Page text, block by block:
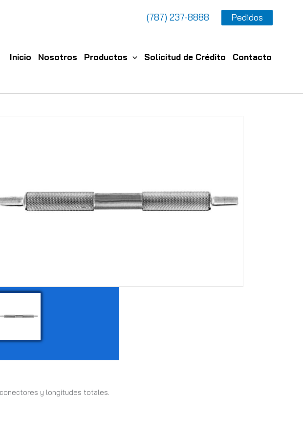
(787) 237-8888 Pedidos
Inicio Nosotros Productos Solicitud de Crédito Contacto
y longitudes totales.